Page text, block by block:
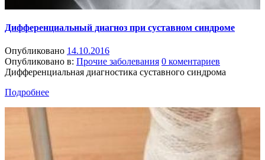
Дифференциальный диагноз при суставном синдроме
Опубликовано 14.10.2016
Опубликовано в: Прочие заболевания 0 коментариев
Дифференциальная диагностика суставного синдрома
Подробнее